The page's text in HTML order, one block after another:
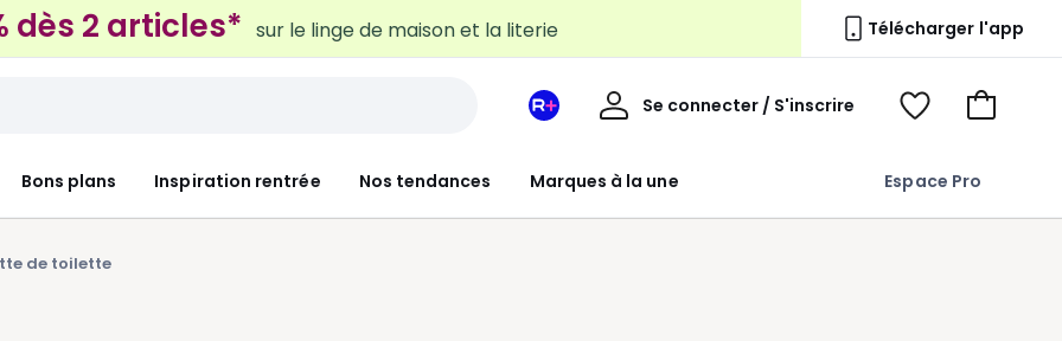
dès 2 articles* sur le linge de maison et la literie Télécharger l'app
Bons plans Inspiration rentrée Nos tendances Marques à la une Espace Pro
Mon
Redoute
Se connecter / S'inscrire
Mon
Voir
Voir
de toilette